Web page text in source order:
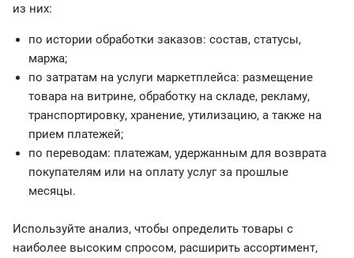
из них:
по истории обработки заказов: состав, статусы,
маржа;
по затратам на услуги маркетплейса: размещение
товара на витрине, обработку на складе, рекламу,
транспортировку, хранение, утилизацию, а также на
прием платежей;
по переводам: платежам, удержанным для возврата
покупателям или на оплату услуг за прошлые
месяцы.
Используйте анализ, чтобы определить товары с
наиболее высоким спросом, расширить ассортимент,